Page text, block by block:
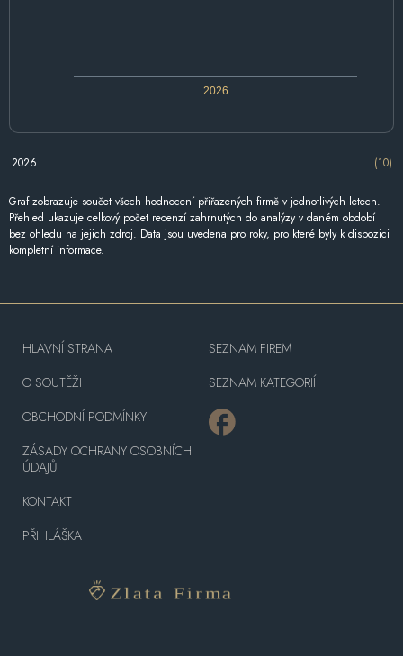
2026
2026 (10)
Graf zobrazuje součet všech hodnocení přiřazených firmě v jednotlivých letech.
Přehled ukazuje celkový počet recenzí zahrnutých do analýzy v daném období
bez ohledu na jejich zdroj. Data jsou uvedena pro roky, pro které byly k dispozici
kompletní informace.
HLAVNÍ STRANA
O SOUTĚŽI
OBCHODNÍ PODMÍNKY
ZÁSADY OCHRANY OSOBNÍCH
ÚDAJŮ
KONTAKT
PŘIHLÁŠKA
SEZNAM FIREM
SEZNAM KATEGORIÍ